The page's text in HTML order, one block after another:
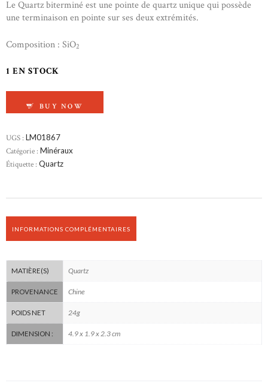
Le Quartz biterminé est une pointe de quartz unique qui possède
une terminaison en pointe sur ses deux extrémités.
Composition : SiO2
1 EN STOCK
BUY NOW
UGS : LM01867
Catégorie : Minéraux
Étiquette : Quartz
INFORMATIONS COMPLÉMENTAIRES
MATIÈRE(S) Quartz
PROVENANCE Chine
POIDS NET 24g
DIMENSION : 4.9 x 1.9 x 2.3 cm